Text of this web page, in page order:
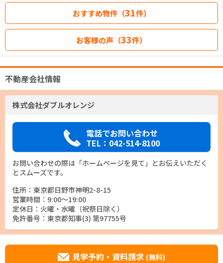
おすすめ物件（31件）
お客様の声（33件）
不動産会社情報
株式会社ダブルオレンジ
電話でお問い合わせ
TEL：042-514-8100
お問い合わせの際は「ホームページを見て」とお伝えいただく
とスムーズです。
住所：東京都日野市神明2-8-15
営業時間：9:00～19:00
定休日：火曜・水曜（祝祭日除く）
免許番号：東京都知事(3) 第97755号
見学予約・資料請求 (無料)